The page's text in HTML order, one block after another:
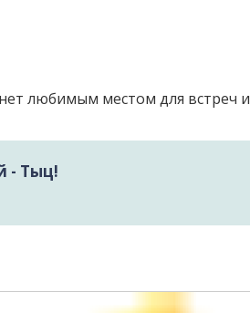
любимым местом для встреч и
- Тыц!